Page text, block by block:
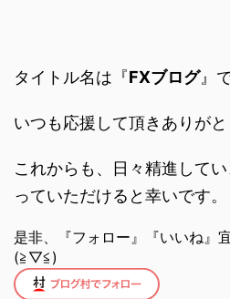
タイトル名は『FXブログ』
いつも応援して頂きありが
これからも、日々精進して
っていただけると幸いです。
是非、『フォロー』『いいね』
(≧▽≦)